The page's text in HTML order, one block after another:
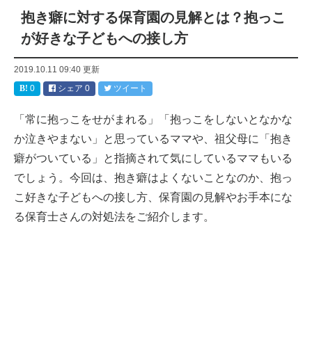
抱き癖に対する保育園の見解とは？抱っこ
が好きな子どもへの接し方
2019.10.11 09:40 更新
0
シェア 0 ツイート
「常に抱っこをせがまれる」「抱っこをしないとなかな
か泣きやまない」と思っているママや、祖父母に「抱き
癖がついている」と指摘されて気にしているママもいる
でしょう。今回は、抱き癖はよくないことなのか、抱っ
こ好きな子どもへの接し方、保育園の見解やお手本にな
る保育士さんの対処法をご紹介します。